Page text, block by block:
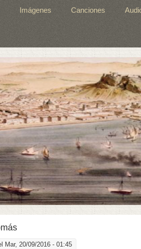
Imágenes Canciones
Mar, 20/09/2016 - 01:45